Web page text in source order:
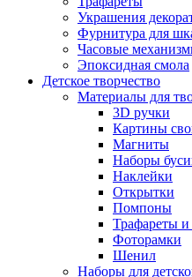
Украшения
Фурнитура для
Часовые
Эпоксидная смола
Детское творчество
Материалы для
3D ручки
Картины
Магниты
Наборы
Наклейки
Открытки
Помпоны
Трафареты
Фоторамки
Шенил
Наборы для